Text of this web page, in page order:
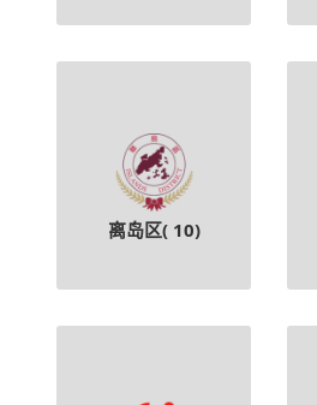
离岛区( 10)